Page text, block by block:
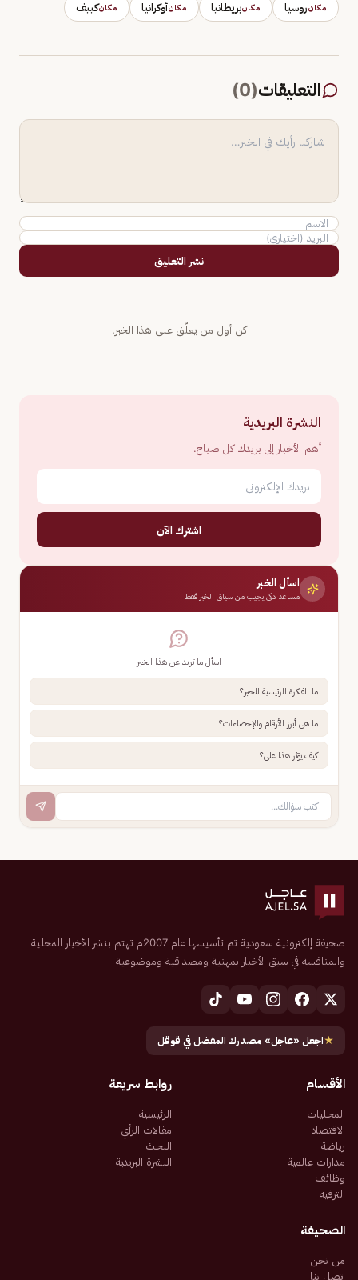
مكانروسيا مكانبريطانيا مكانأوكرانيا مكانكييف
التعليقات(
0
)
نشر التعليق
كن أول من يعلّق على هذا الخبر.
النشرة البريدية
أهم الأخبار إلى بريدك كل صباح.
اشترك الآن
اسأل الخبر
مساعد ذكي يجيب من سياق الخبر فقط
اسأل ما تريد عن هذا الخبر
ما الفكرة الرئيسية للخبر؟
ما هي أبرز الأرقام والإحصاءات؟
كيف يؤثر هذا علي؟
صحيفة إلكترونية سعودية تم تأسيسها عام 2007م تهتم بنشر الأخبار المحلية
والمنافسة في سبق الأخبار بمهنية ومصداقية وموضوعية
★اجعل «عاجل» مصدرك المفضل في قوقل
الأقسام
المحليات
الاقتصاد
رياضة
مدارات عالمية
وظائف
الترفيه
روابط سريعة
الرئيسية
مقالات الرأي
البحث
النشرة البريدية
الصحيفة
من نحن
اتصل بنا